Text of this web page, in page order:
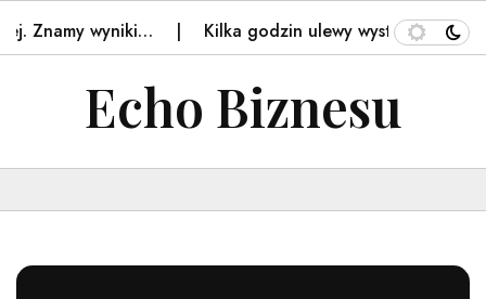
wyniki… Kilka godzin ulewy wystarczyło. Rzeszów
Echo Biznesu